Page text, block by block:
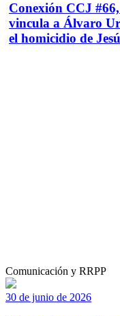
Conexión CCJ
vincula a Álvaro
el homicidio de
Comunicación y RRPP
30 de junio de 2026